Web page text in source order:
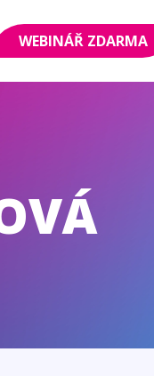
WEBINÁŘ ZDARMA